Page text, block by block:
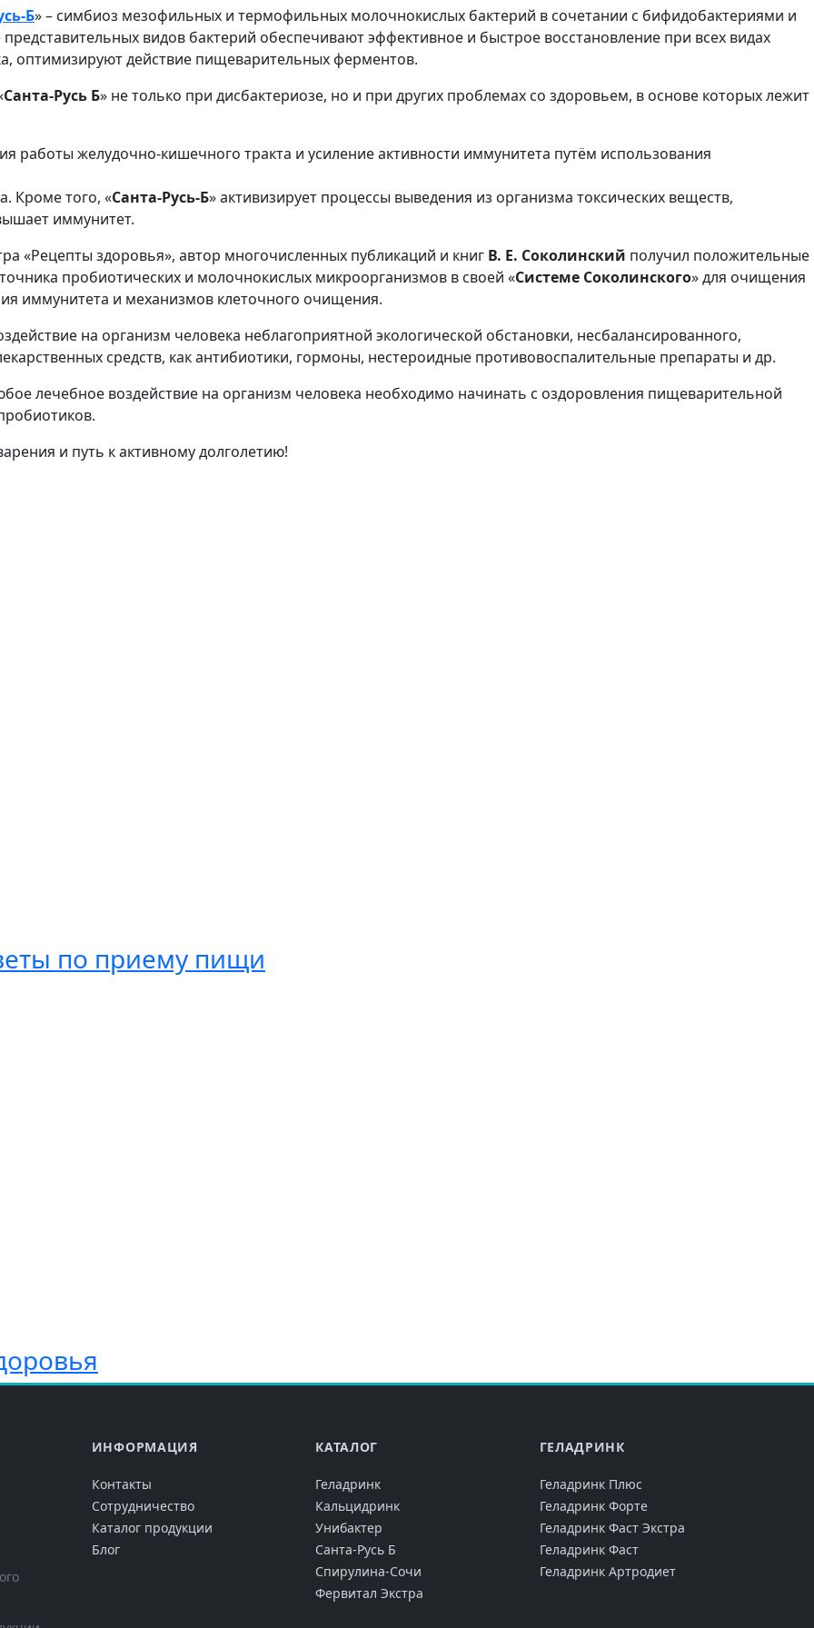
Б» – симбиоз мезофильных и термофильных молочнокислых бактерий в сочетании с бифидобактериями и
видов бактерий обеспечивают эффективное и быстрое восстановление при всех видах
оптимизируют действие пищеварительных ферментов.
Санта-Русь Б» не только при дисбактериозе, но и при других проблемах со здоровьем, в основе которых лежит
работы желудочно-кишечного тракта и усиление активности иммунитета путём использования
Кроме того, «Санта-Русь-Б» активизирует процессы выведения из организма токсических веществ,
иммунитет.
«Рецепты здоровья», автор многочисленных публикаций и книг В. Е. Соколинский получил положительные
пробиотических и молочнокислых микроорганизмов в своей «Системе Соколинского» для очищения
иммунитета и механизмов клеточного очищения.
на организм человека неблагоприятной экологической обстановки, несбалансированного,
средств, как антибиотики, гормоны, нестероидные противовоспалительные препараты и др.
лечебное воздействие на организм человека необходимо начинать с оздоровления пищеварительной
и путь к активному долголетию!
по приему пищи
ИНФОРМАЦИЯ
Контакты
Сотрудничество
Каталог продукции
Блог
КАТАЛОГ
Геладринк
Кальцидринк
Унибактер
Санта-Русь Б
Спирулина-Сочи
Фервитал Экстра
ГЕЛАДРИНК
Геладринк Плюс
Геладринк Форте
Геладринк Фаст Экстра
Геладринк Фаст
Геладринк Артродиет